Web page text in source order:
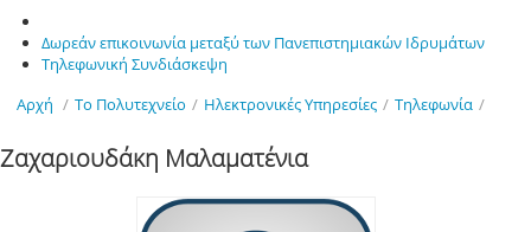
Δωρεάν επικοινωνία μεταξύ των Πανεπιστημιακών Ιδρυμάτων
Τηλεφωνική Συνδιάσκεψη
Αρχή / Το Πολυτεχνείο / Ηλεκτρονικές Υπηρεσίες / Τηλεφωνία /
Ζαχαριουδάκη Μαλαματένια